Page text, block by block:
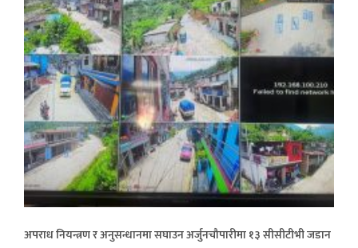
अपराध नियन्त्रण र अनुसन्धानमा सघाउन अर्जुनचौपारीमा १३ सीसीटीभी जडान